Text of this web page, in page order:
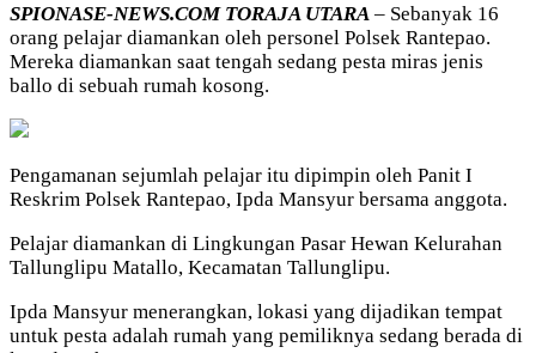
SPIONASE-NEWS.COM TORAJA UTARA – Sebanyak 16
orang pelajar diamankan oleh personel Polsek Rantepao.
Mereka diamankan saat tengah sedang pesta miras jenis
ballo di sebuah rumah kosong.
Pengamanan sejumlah pelajar itu dipimpin oleh Panit I
Reskrim Polsek Rantepao, Ipda Mansyur bersama anggota.
Pelajar diamankan di Lingkungan Pasar Hewan Kelurahan
Tallunglipu Matallo, Kecamatan Tallunglipu.
Ipda Mansyur menerangkan, lokasi yang dijadikan tempat
untuk pesta adalah rumah yang pemiliknya sedang berada di